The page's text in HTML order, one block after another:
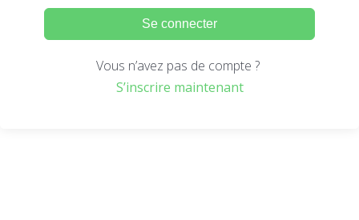
Se connecter
Vous n’avez pas de compte ?
S’inscrire maintenant